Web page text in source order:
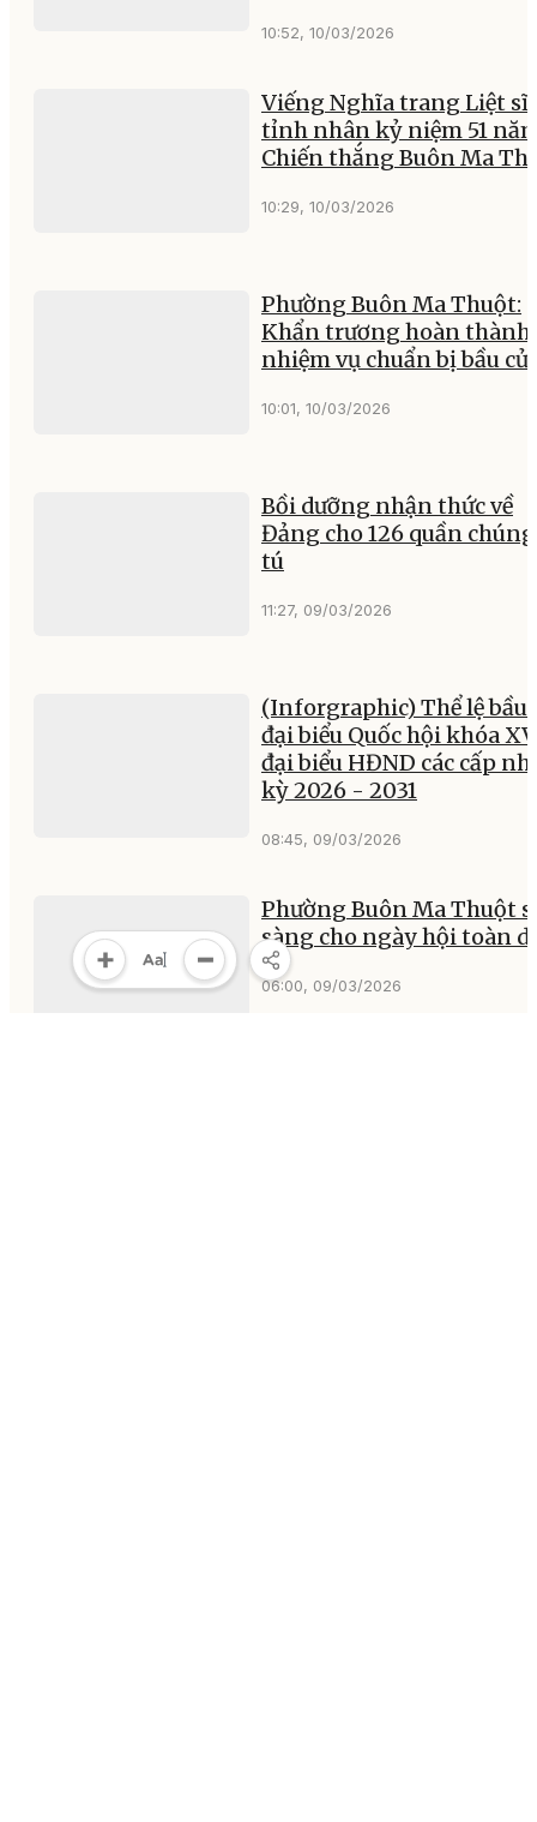
10:52, 10/03/2026
Viếng Nghĩa trang Liệt sĩ
tỉnh nhân kỷ niệm 51
Chiến thắng Buôn Ma
10:29, 10/03/2026
Phường Buôn Ma Thuột:
Khẩn trương hoàn thành
nhiệm vụ chuẩn bị bầu cử
10:01, 10/03/2026
Bồi dưỡng nhận thức về
Đảng cho 126 quần
tú
11:27, 09/03/2026
(Inforgraphic) Thể lệ bầu
đại biểu Quốc hội khóa
đại biểu HĐND các cấp
kỳ 2026 - 2031
08:45, 09/03/2026
Phường Buôn Ma Thuột
sàng cho ngày hội toàn
06:00, 09/03/2026